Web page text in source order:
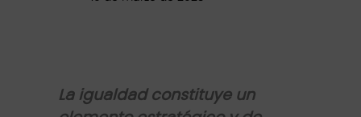
La igualdad constituye un